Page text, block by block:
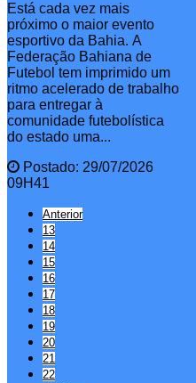
Está cada vez mais
próximo o maior evento
esportivo da Bahia. A
Federação Bahiana de
Futebol tem imprimido um
ritmo acelerado de trabalho
para entregar à
comunidade futebolística
do estado uma...
Postado: 29/07/2026
09H41
Anterior
13
14
15
16
17
18
19
20
21
22